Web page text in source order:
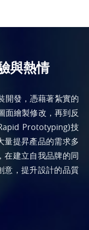
與熱情
開發，憑藉著紮實的
面繪製修改，再到反
Prototyping)技
量提昇產品的需求多
在建立自我品牌的同
意，提升設計的品質